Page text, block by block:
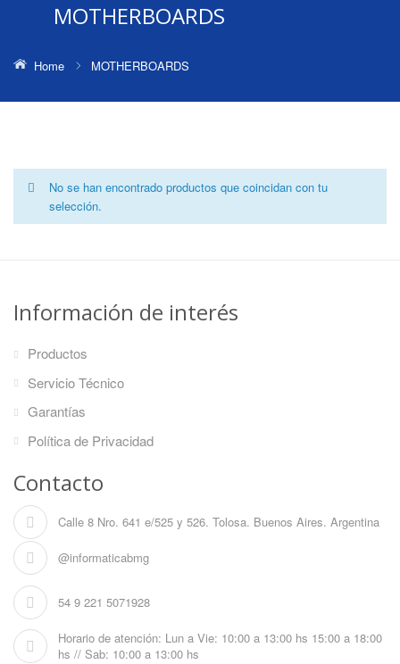
MOTHERBOARDS
Home MOTHERBOARDS
No se han encontrado productos que coincidan con tu
selección.
Información de interés
Productos
Servicio Técnico
Garantías
Política de Privacidad
Contacto
Calle 8 Nro. 641 e/525 y 526. Tolosa. Buenos Aires. Argentina
@informaticabmg
54 9 221 5071928
Horario de atención: Lun a Vie: 10:00 a 13:00 hs 15:00 a 18:00
hs // Sab: 10:00 a 13:00 hs